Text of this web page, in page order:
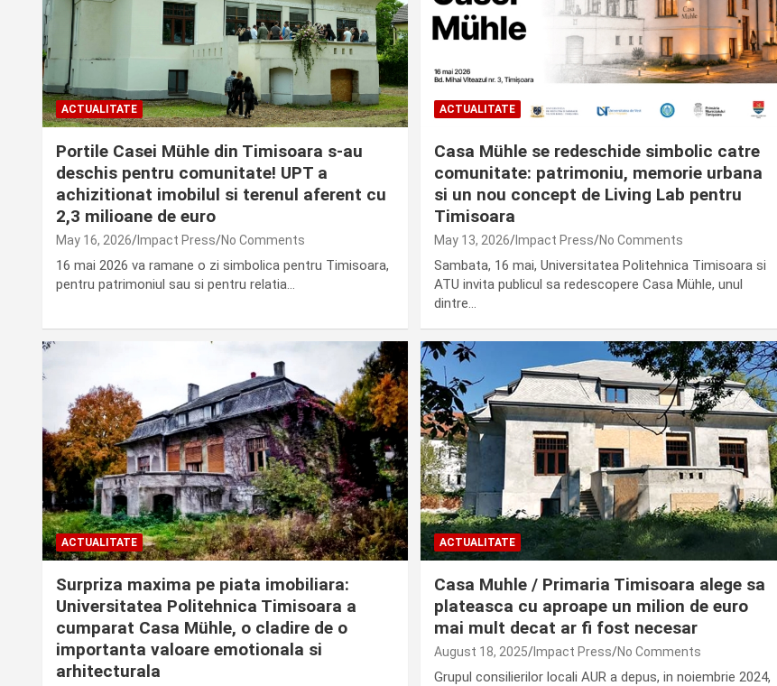
ACTUALITATE
Portile Casei Mühle din Timisoara s-au
deschis pentru comunitate! UPT a
achizitionat imobilul si terenul aferent cu
2,3 milioane de euro
May 16, 2026 Impact Press No Comments
16 mai 2026 va ramane o zi simbolica pentru Timisoara,
pentru patrimoniul sau si pentru relatia…
ACTUALITATE
Casa Mühle se redeschide simbolic catre
comunitate: patrimoniu, memorie urbana
si un nou concept de Living Lab pentru
Timisoara
May 13, 2026 Impact Press No Comments
Sambata, 16 mai, Universitatea Politehnica Timisoara si
ATU invita publicul sa redescopere Casa Mühle, unul
dintre…
ACTUALITATE
Surpriza maxima pe piata imobiliara:
Universitatea Politehnica Timisoara a
cumparat Casa Mühle, o cladire de o
importanta valoare emotionala si
arhitecturala
ACTUALITATE
Casa Muhle / Primaria Timisoara alege sa
plateasca cu aproape un milion de euro
mai mult decat ar fi fost necesar
August 18, 2025 Impact Press No Comments
Grupul consilierilor locali AUR a depus, in noiembrie 2024,